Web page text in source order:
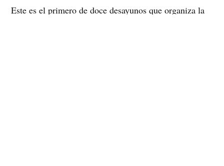
Este es el primero de doce desayunos que organiza la